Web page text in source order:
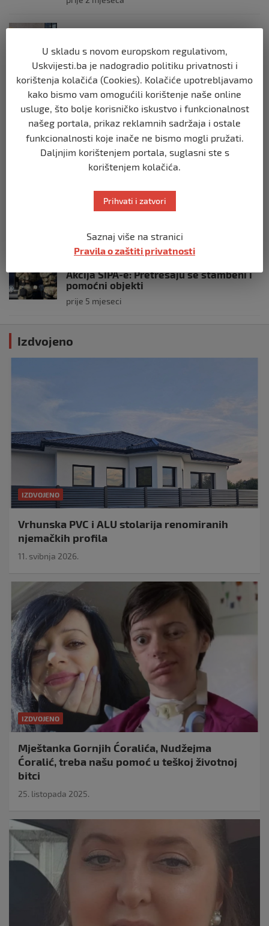
BIH
Postoje razne špekulacije oko ukidanja
OHR-a – šta vi mislite?
prije 3 mjeseca
Zašto Bakir Izetbegović trenutno ima
najveće šanse za povratak u
Predsjedništvo BiH
prije 3 mjeseca
Demantij Federalnog ministarstva
unutrašnjih poslova
Akcija SIPA-e: Pretresaju se stambeni i
pomoćni objekti
prije 5 mjeseci
Izdvojeno
IZDVOJENO
Vrhunska PVC i ALU stolarija renomiranih
njemačkih profila
11. svibnja 2026.
IZDVOJENO
Mještanka Gornjih Ćoralića, Nudžejma
Ćoralić, treba našu pomoć u teškoj životnoj
bitci
25. listopada 2025.
U skladu s novom europskom regulativom,
Uskvijesti.ba je nadogradio politiku privatnosti i
korištenja kolačića (Cookies). Kolačiće upotrebljavamo
kako bismo vam omogućili korištenje naše online
usluge, što bolje korisničko iskustvo i funkcionalnost
našeg portala, prikaz reklamnih sadržaja i ostale
funkcionalnosti koje inače ne bismo mogli pružati.
Daljnjim korištenjem portala, suglasni ste s
korištenjem kolačića.
Prihvati i zatvori
Saznaj više na stranici
Pravila o zaštiti privatnosti